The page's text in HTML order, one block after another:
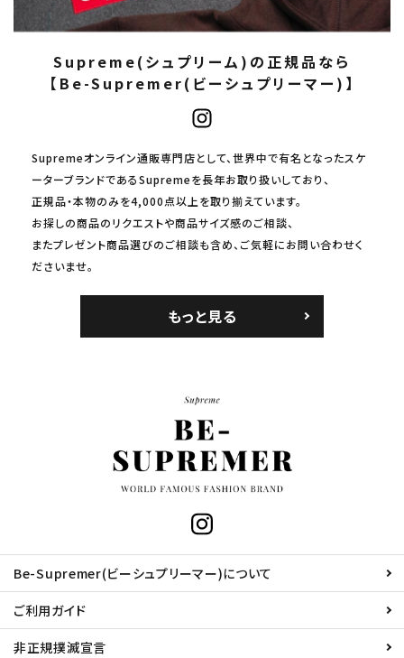
Supreme(シュプリーム)の正規品なら
【Be-Supremer(ビーシュプリーマー)】
Supremeオンライン通販専門店として、世界中で有名となったスケ
ーターブランドであるSupremeを長年お取り扱いしており、
正規品・本物のみを4,000点以上を取り揃えています。
お探しの商品のリクエストや商品サイズ感のご相談、
またプレゼント商品選びのご相談も含め、ご気軽にお問い合わせく
ださいませ。
もっと見る
Be-Supremer(ビーシュプリーマー)について
ご利用ガイド
非正規撲滅宣言